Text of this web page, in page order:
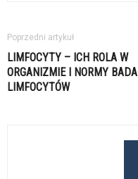
Poprzedni artykuł
LIMFOCYTY – ICH ROLA W
ORGANIZMIE I NORMY
LIMFOCYTÓW